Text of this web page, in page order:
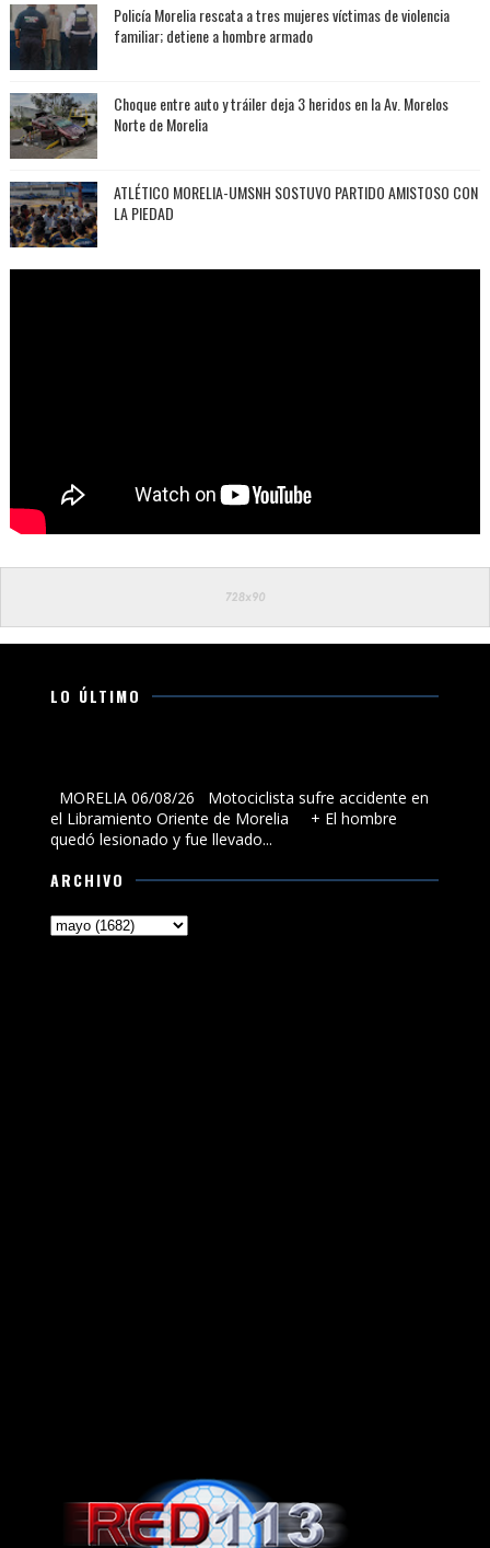
Policía Morelia rescata a tres mujeres víctimas de violencia
familiar; detiene a hombre armado
Choque entre auto y tráiler deja 3 heridos en la Av. Morelos
Norte de Morelia
ATLÉTICO MORELIA-UMSNH SOSTUVO PARTIDO AMISTOSO CON
LA PIEDAD
LO ÚLTIMO
MORELIA 06/08/26 Motociclista sufre accidente en
el Libramiento Oriente de Morelia + El hombre
quedó lesionado y fue llevado...
ARCHIVO